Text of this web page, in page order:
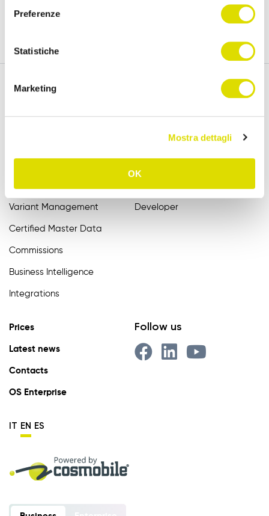
Preferenze
Statistiche
Marketing
Mostra dettagli
OK
Features
B2B Order Sender
Variant Management
Certified Master Data
Commissions
Business Intelligence
Integrations
Assistance
Developer
Prices
Latest news
Contacts
OS Enterprise
IT EN ES
Follow us